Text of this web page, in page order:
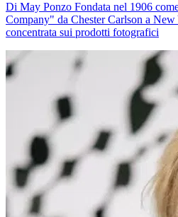
Di May Ponzo Fondata nel 1906
Company" da Chester Carlson a
concentrata sui prodotti fotografici